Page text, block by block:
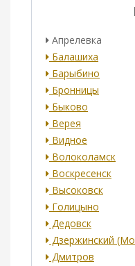
Апрелевка
Балашиха
Барыбино
Бронницы
Быково
Верея
Видное
Волоколамск
Воскресенск
Высоковск
Голицыно
Дедовск
Дзержинский
Дмитров